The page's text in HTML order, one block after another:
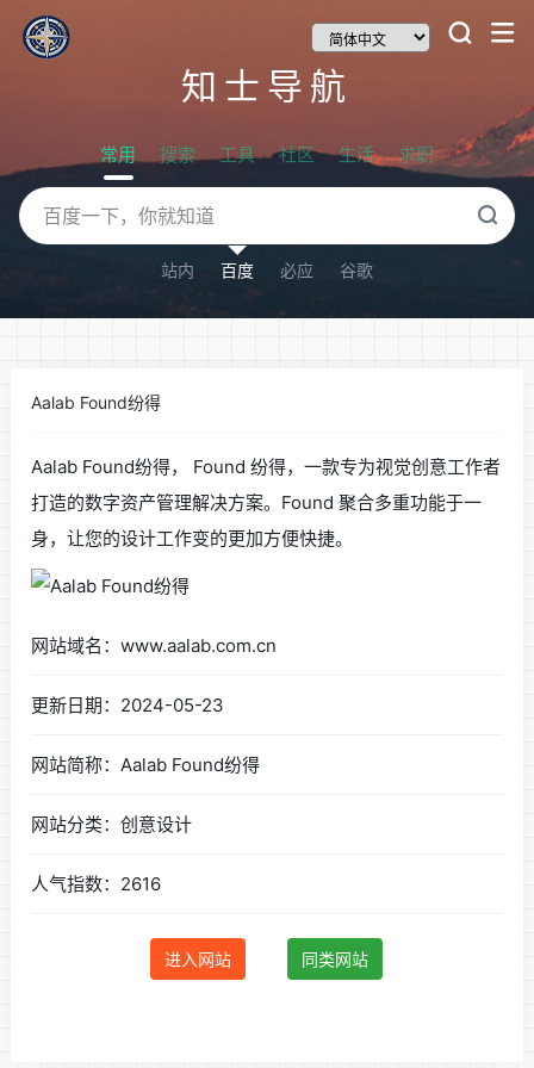
知士导航
常用 搜索 工具 社区 生活 求职
站内 百度 必应 谷歌
Aalab Found纷得
Aalab Found纷得， Found 纷得，一款专为视觉创意工作者
打造的数字资产管理解决方案。Found 聚合多重功能于一
身，让您的设计工作变的更加方便快捷。
网站域名：www.aalab.com.cn
更新日期：2024-05-23
网站简称：Aalab Found纷得
网站分类：创意设计
人气指数：2616
进入网站 同类网站